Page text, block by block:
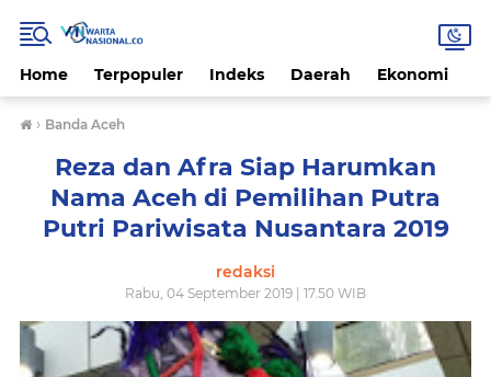
Home Terpopuler Indeks Daerah Ekonomi
› Banda Aceh
Reza dan Afra Siap Harumkan
Nama Aceh di Pemilihan Putra
Putri Pariwisata Nusantara 2019
redaksi
Rabu, 04 September 2019 | 17.50 WIB